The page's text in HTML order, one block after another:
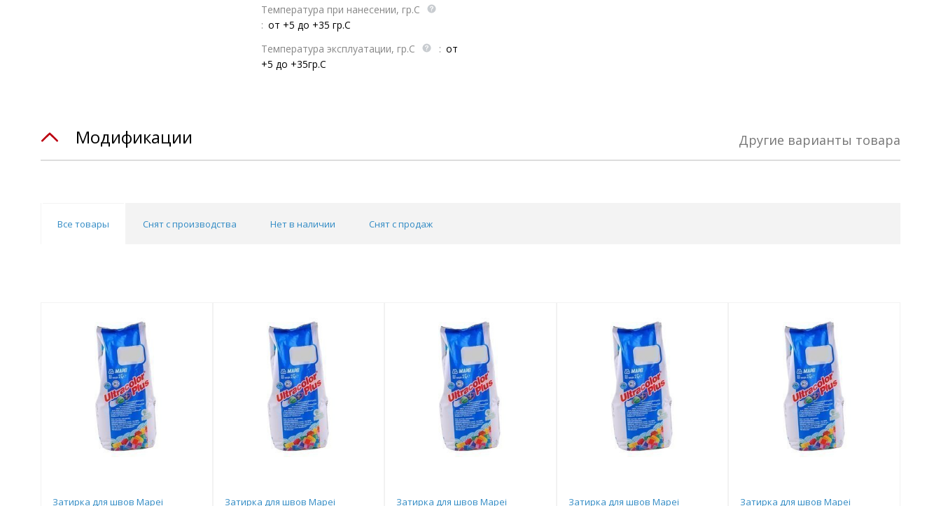
Температура при нанесении, гр.С
: от +5 до +35 гр.С
Температура эксплуатации, гр.С
: от
+5 до +35гр.С
Другие варианты товара
Модификации
Все товары Снят с производства Нет в наличии Снят с продаж
Затирка для швов Mapei
Затирка для швов Mapei
Затирка для швов Mapei
Затирка для швов Mapei
Затирка для швов Mapei